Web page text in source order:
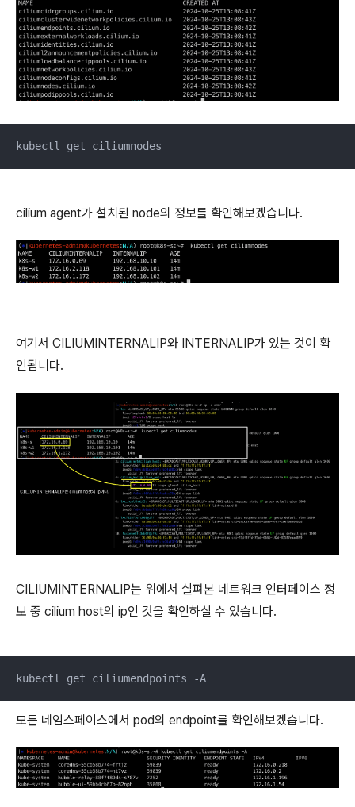
kubectl get ciliumnodes
cilium agent가 설치된 node의 정보를 확인해보겠습니다.
여기서 CILIUMINTERNALIP와 INTERNALIP가 있는 것이 확
인됩니다.
CILIUMINTERNALIP는 위에서 살펴본 네트워크 인터페이스 정
보 중 cilium host의 ip인 것을 확인하실 수 있습니다.
kubectl get ciliumendpoints -A
모든 네임스페이스에서 pod의 endpoint를 확인해보겠습니다.